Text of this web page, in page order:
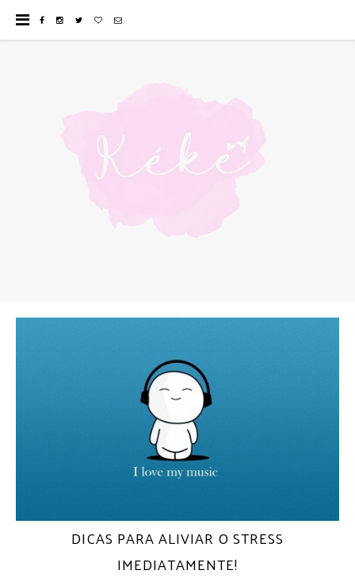
DICAS PARA ALIVIAR O STRESS
IMEDIATAMENTE!